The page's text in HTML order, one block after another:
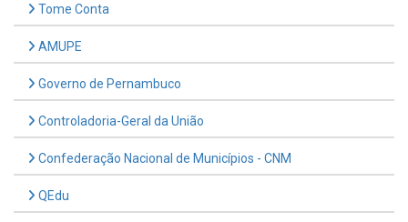
Tome Conta
AMUPE
Governo de Pernambuco
Controladoria-Geral da União
Confederação Nacional de Municípios - CNM
QEdu